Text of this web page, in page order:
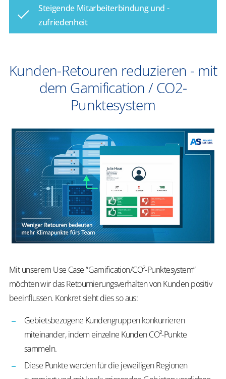
Steigende Mitarbeiterbindung und -
zufriedenheit
Kunden-Retouren reduzieren - mit
dem Gamification / CO2-
Punktesystem
Mit unserem Use Case “Gamification/CO²-Punktesystem”
möchten wir das Retournierungsverhalten von Kunden positiv
beeinflussen. Konkret sieht dies so aus:
Gebietsbezogene Kundengruppen konkurrieren
miteinander, indem einzelne Kunden CO²-Punkte
sammeln.
Diese Punkte werden für die jeweiligen Regionen